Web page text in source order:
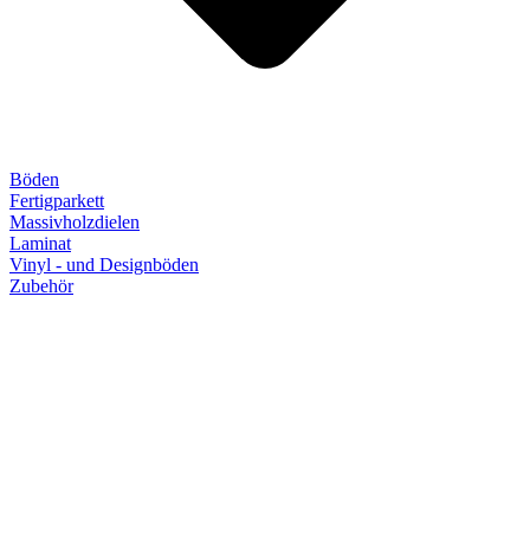
Böden
Fertigparkett
Massivholzdielen
Laminat
Vinyl - und Designböden
Zubehör